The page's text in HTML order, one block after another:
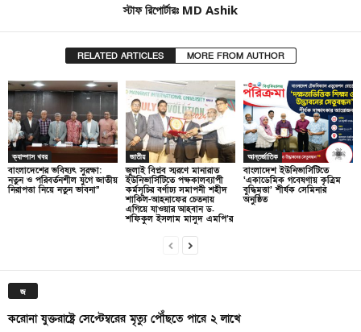
স্টাফ রিপোর্টারঃ MD Ashik
RELATED ARTICLES MORE FROM AUTHOR
ক্যাম্পাস খবর
বাংলাদেশের ভবিষ্যৎ সুরক্ষা:
নতুন ও পরিবর্তনশীল যুগে জাতীয়
নিরাপত্তা নিয়ে নতুন ভাবনা”
জাতীয়
জুলাই বিপ্লব স্মরণে মানারাত
ইউনিভার্সিটিতে পক্ষকালব্যাপী
কর্মসূচির বর্ণাঢ্য সমাপনী শহীদ
শাকিল-আহনাফের চেতনায়
এগিয়ে যাওয়ার আহবান ড.
শফিকুল ইসলাম মাসুদ এমপি’র
আন্তর্জাতিক
বাংলাদেশ ইউনিভার্সিটিতে
‘একাডেমিক গবেষণায় কৃত্রিম
বুদ্ধিমত্তা’ শীর্ষক সেমিনার
অনুষ্ঠিত
জ
করোনা যুক্তরাষ্ট্রে সেপ্টেম্বরের মৃত্যু পৌঁছতে পারে ২ লাখে